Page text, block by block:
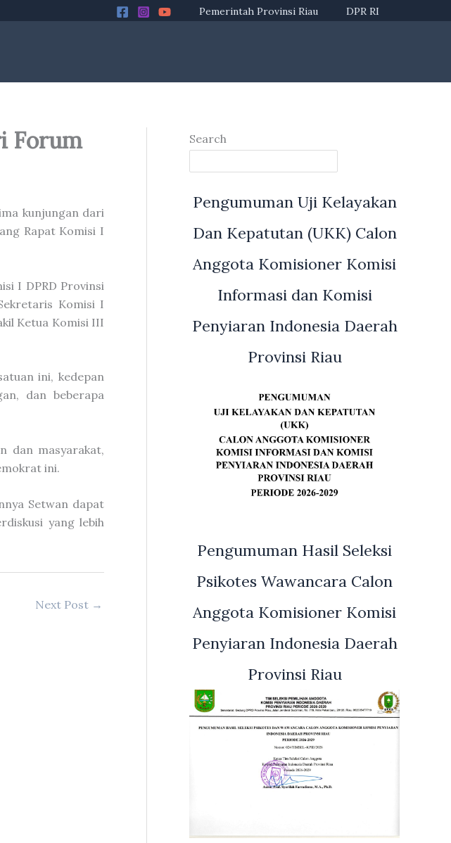
Pemerintah Provinsi Riau DPR RI
Forum
kunjungan dari
Rapat Komisi I
I DPRD Provinsi
Komisi I
Ketua Komisi III
ini, kedepan
dan beberapa
dan masyarakat,
ini.
Setwan dapat
yang lebih
Next Post →
Search
Pengumuman Uji Kelayakan
Dan Kepatutan (UKK) Calon
Anggota Komisioner Komisi
Informasi dan Komisi
Penyiaran Indonesia Daerah
Provinsi Riau
Pengumuman Hasil Seleksi
Psikotes Wawancara Calon
Anggota Komisioner Komisi
Penyiaran Indonesia Daerah
Provinsi Riau